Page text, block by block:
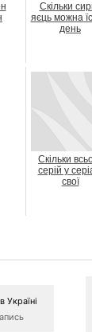
Скільки
яєць можна
день
Скільки
серій у
свої
Україні